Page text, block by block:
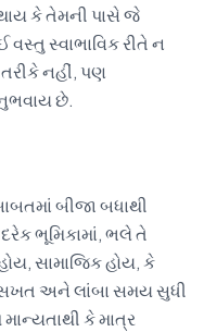
કે તેમની પાસે જે
સ્વાભાવિક રીતે ન
નહીં, પણ
છે.
બીજા બધાથી
ભૂમિકામાં, ભલે તે
સામાજિક હોય, કે
અને લાંબા સમય સુધી
કે માત્ર